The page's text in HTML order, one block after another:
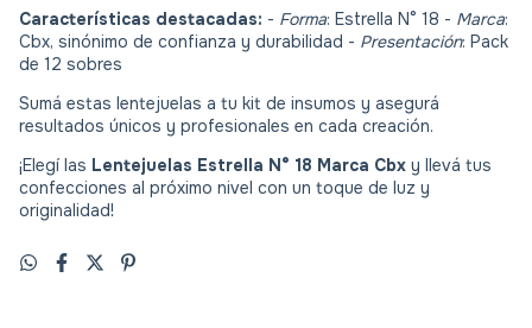
Características destacadas: - Forma: Estrella N° 18 - Marca:
Cbx, sinónimo de confianza y durabilidad - Presentación: Pack
de 12 sobres
Sumá estas lentejuelas a tu kit de insumos y asegurá
resultados únicos y profesionales en cada creación.
¡Elegí las Lentejuelas Estrella N° 18 Marca Cbx y llevá tus
confecciones al próximo nivel con un toque de luz y
originalidad!